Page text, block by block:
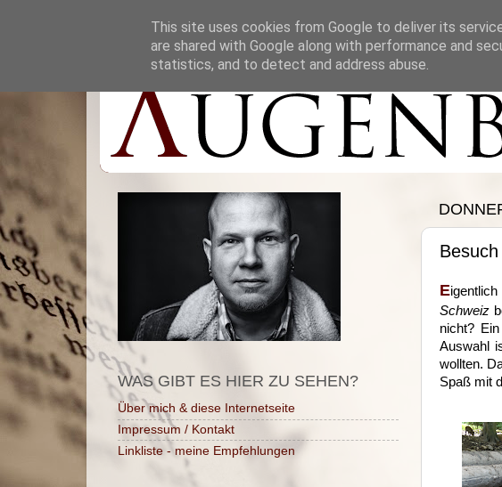
E
Schweiz
nicht?
Auswahl
wollten.
Spaß mit
WAS GIBT ES HIER ZU SEHEN?
Über mich & diese Internetseite
Impressum / Kontakt
Linkliste - meine Empfehlungen
This site uses cookies from Google to deliver its
are shared with Google along with performance and
statistics, and to detect and address abuse.